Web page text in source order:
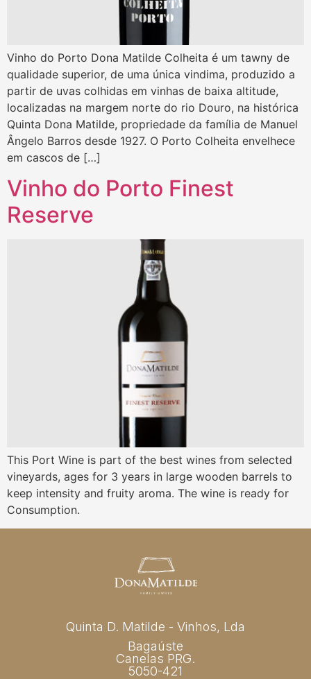
Vinho do Porto Dona Matilde Colheita é um tawny de
qualidade superior, de uma única vindima, produzido a
partir de uvas colhidas em vinhas de baixa altitude,
localizadas na margem norte do rio Douro, na histórica
Quinta Dona Matilde, propriedade da família de Manuel
Ângelo Barros desde 1927. O Porto Colheita envelhece
em cascos de […]
Vinho do Porto Finest
Reserve
This Port Wine is part of the best wines from selected
vineyards, ages for 3 years in large wooden barrels to
keep intensity and fruity aroma. The wine is ready for
Consumption.
Quinta D. Matilde - Vinhos, Lda
Bagaúste
Canelas PRG.
5050-421